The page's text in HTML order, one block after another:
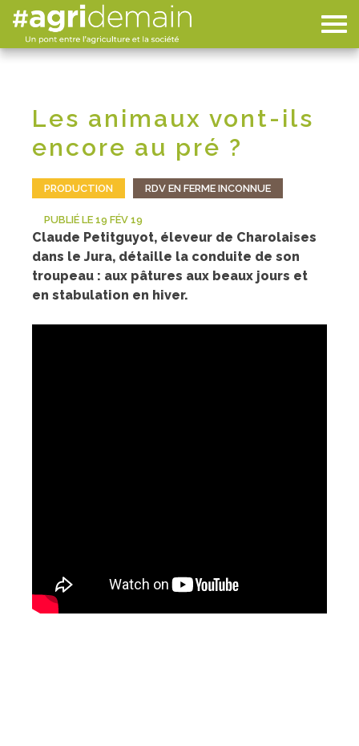
Les animaux vont-ils
encore au pré ?
PRODUCTION RDV EN FERME INCONNUE
PUBLIÉ LE 19 FÉV 19
Claude Petitguyot, éleveur de Charolaises
dans le Jura, détaille la conduite de son
troupeau : aux pâtures aux beaux jours et
en stabulation en hiver.